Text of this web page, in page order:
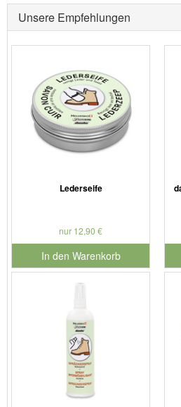
Unsere Empfehlungen
Lederseife
nur 12,90 €
In den Warenkorb
für Produktnummer 901127